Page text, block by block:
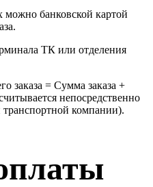
можно банковской картой
ТК или отделения
заказа = Сумма заказа +
непосредственно
компании).